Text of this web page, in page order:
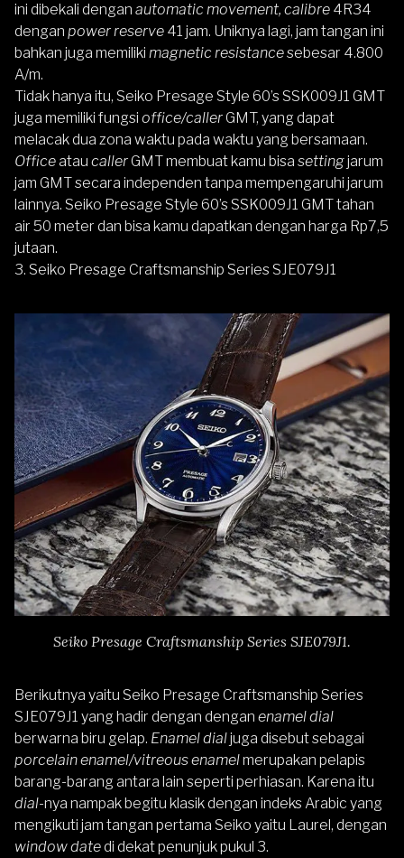
ini dibekali dengan automatic movement, calibre 4R34
dengan power reserve 41 jam. Uniknya lagi, jam tangan ini
bahkan juga memiliki magnetic resistancesebesar 4.800
A/m.
Tidak hanya itu, Seiko Presage Style 60’s SSK009J1 GMT
juga memiliki fungsi office/callerGMT, yang dapat
melacak dua zona waktu pada waktu yang bersamaan.
Officeatau callerGMT membuat kamu bisa settingjarum
jam GMT secara independen tanpa mempengaruhi jarum
lainnya. Seiko Presage Style 60’s SSK009J1 GMT tahan
air 50 meter dan bisa kamu dapatkan dengan harga Rp7,5
jutaan.
3. Seiko Presage Craftsmanship Series SJE079J1
Seiko Presage Craftsmanship Series SJE079J1.
Berikutnya yaitu Seiko Presage Craftsmanship Series
SJE079J1 yang hadir dengan dengan enameldial
berwarna biru gelap. Enamel dialjuga disebut sebagai
porcelain enamel/vitreous enamelmerupakan pelapis
barang-barang antara lain seperti perhiasan. Karena itu
dial-nya nampak begitu klasik dengan indeks Arabic yang
mengikuti jam tangan pertama Seiko yaitu Laurel, dengan
window datedi dekat penunjuk pukul 3.